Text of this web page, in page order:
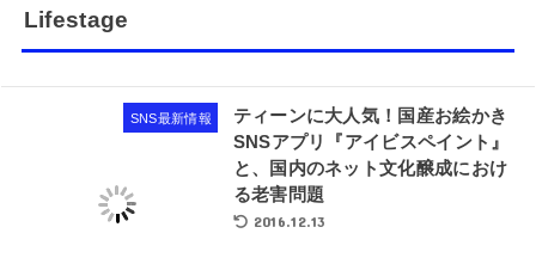
Lifestage
SNS最新情報
ティーンに大人気！国産お絵かき
SNSアプリ『アイビスペイント』
と、国内のネット文化醸成におけ
る老害問題
2016.12.13